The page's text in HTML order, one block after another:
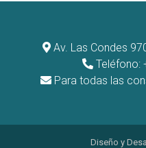
Av. Las Condes
Teléfono:
Para todas las
Diseño y